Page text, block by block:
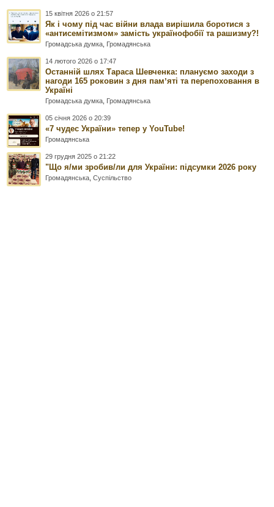
15 квітня 2026 о 21:57
Як і чому під час війни влада вирішила боротися з
«антисемітизмом» замість українофобії та рашизму?!
Громадська думка Громадянська
14 лютого 2026 о 17:47
Останній шлях Тараса Шевченка: плануємо заходи з
нагоди 165 роковин з дня памʼяті та перепоховання в
Україні
Громадська думка Громадянська
05 січня 2026 о 20:39
«7 чудес України» тепер у YouTube!
Громадянська
29 грудня 2025 о 21:22
"Що я/ми зробив/ли для України: підсумки 2026 року
Громадянська ,Суспільство